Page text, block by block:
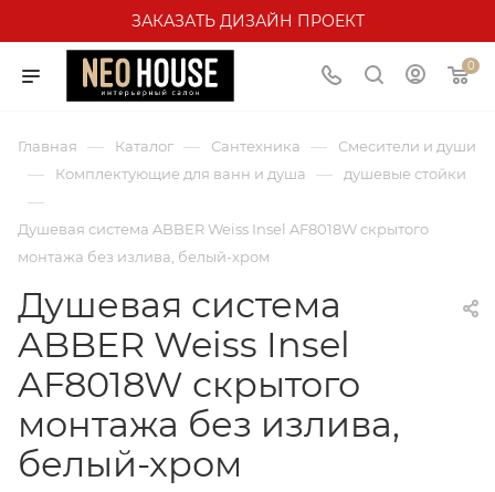
ЗАКАЗАТЬ ДИЗАЙН ПРОЕКТ
0
Главная — Каталог — Сантехника — Смесители и души
— Комплектующие для ванн и душа — душевые стойки
—
Душевая система ABBER Weiss Insel AF8018W скрытого
монтажа без излива, белый-хром
Душевая система
ABBER Weiss Insel
AF8018W скрытого
монтажа без излива,
белый-хром